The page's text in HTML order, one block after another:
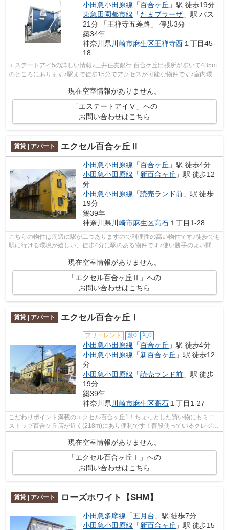
小田急小田原線 「百合ヶ丘 」駅 徒歩19分
東急田園都市線 「たまプラーザ 」駅 バス
21分 「王禅寺五差路」 停歩3分
築34年
神奈川県川崎市麻生区王禅寺西１丁目45-
18
エステートアイ5の詳しい情報♪三井住友銀行 百合ケ丘出張所が歩いて435m
のところにあります♪駅まで徒歩15分でアクセスが可能な物件です♪室内環境
現在空室情報がありません。
「エステートアイⅤ」への
お問い合わせはこちら
賃貸 | アパート エクセル百合ヶ丘Ⅱ
小田急小田原線 「百合ヶ丘 」駅 徒歩4分
小田急小田原線 「新百合ヶ丘 」駅 徒歩12
分
小田急小田原線 「読売ランド前 」駅 徒歩
19分
築39年
神奈川県 川崎市麻生区高石 １丁目1-28
こちらの物件は周辺に駅が二つありますので利便性の高い物件です♪徒歩でも
駅に行ける環境が嬉しい、徒歩4分に駅のある物件です♪使い勝手のよい間取
現在空室情報がありません。
「エクセル百合ヶ丘Ⅱ」への
お問い合わせはこちら
賃貸 | アパート エクセル百合ヶ丘Ⅰ
フリーレント 敷0 礼0
小田急小田原線 「百合ヶ丘 」駅 徒歩4分
小田急小田原線 「新百合ヶ丘 」駅 徒歩12
分
小田急小田原線 「読売ランド前 」駅 徒歩
19分
築39年
神奈川県 川崎市麻生区高石 １丁目1-27
こだわりポイント満載のエクセル百合ヶ丘1！ちょっとした買い物にもミニ
ストップ百合ケ丘店が近く(218m)にあり便利です！普段使っているクレジッ
トで、初期費用のカード決済が可能です...
現在空室情報がありません。
「エクセル百合ヶ丘Ⅰ」への
お問い合わせはこちら
賃貸 | アパート ローズホワイト【SHM】
小田急多摩線 「五月台 」駅 徒歩7分
小田急小田原線 「新百合ヶ丘 」駅 徒歩15